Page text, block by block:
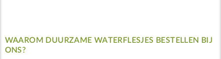
WAAROM DUURZAME WATERFLESJES BESTELLEN BIJ
ONS?